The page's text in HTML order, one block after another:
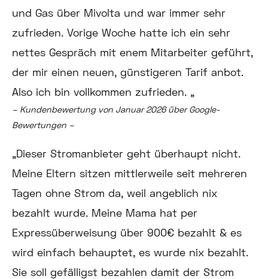
und Gas über Mivolta und war immer sehr
zufrieden. Vorige Woche hatte ich ein sehr
nettes Gespräch mit enem Mitarbeiter geführt,
der mir einen neuen, günstigeren Tarif anbot.
Also ich bin vollkommen zufrieden. „
– Kundenbewertung von Januar 2026 über Google-
Bewertungen –
„Dieser Stromanbieter geht überhaupt nicht.
Meine Eltern sitzen mittlerweile seit mehreren
Tagen ohne Strom da, weil angeblich nix
bezahlt wurde. Meine Mama hat per
Expressüberweisung über 900€ bezahlt & es
wird einfach behauptet, es wurde nix bezahlt.
Sie soll gefälligst bezahlen damit der Strom